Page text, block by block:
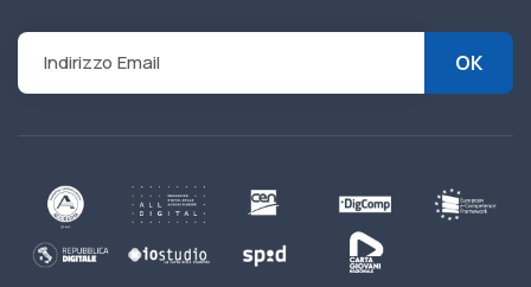
Indirizzo Email OK